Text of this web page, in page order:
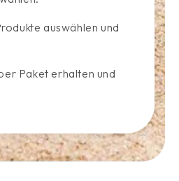
auswählen und
Paket erhalten und